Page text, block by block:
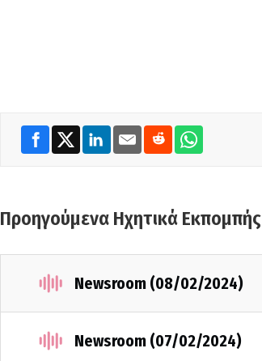
Προηγούμενα Ηχητικά Εκπομπής
Newsroom (08/02/2024)
Newsroom (07/02/2024)